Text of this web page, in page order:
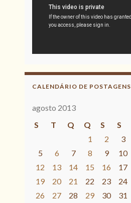
CALENDÁRIO DE POSTAGENS
agosto 2013
S
T Q Q S S
1
2 3
5
6 7 8 9 10
12
13 14 15 16 17
19
20 21 22 23 24
26
27 28 29 30
31